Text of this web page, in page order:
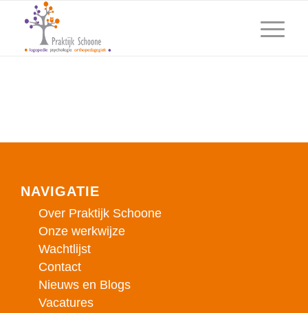
NAVIGATIE
Over Praktijk Schoone
Onze werkwijze
Wachtlijst
Contact
Nieuws en Blogs
Vacatures